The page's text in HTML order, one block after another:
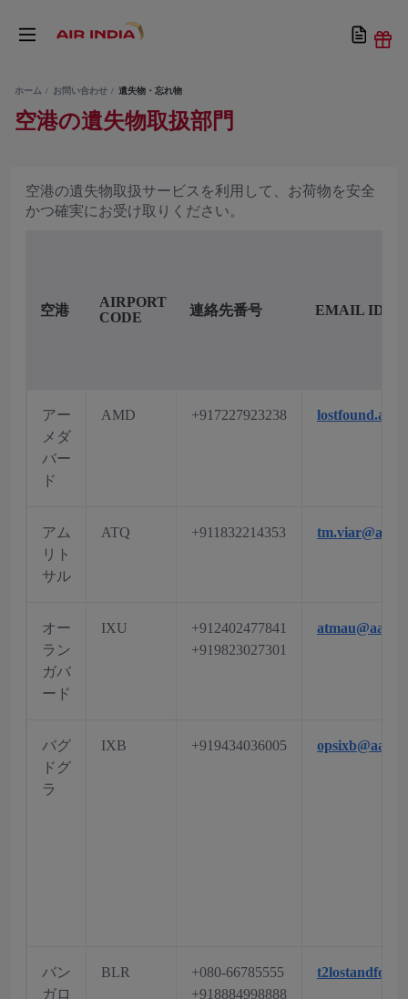
ホーム お問い合わせ 遺失物・忘れ物
空港の遺失物取扱部門
空港の遺失物取扱サービスを利用して、お荷物を安全
かつ確実にお受け取りください。
空港
AIRPORT
CODE
連絡先番号 EMAIL ID
アー
メダ
バー
ド
AMD +917227923238
アム
リト
サル
ATQ +911832214353
オー
ラン
ガバ
ード
IXU
+912402477841
+919823027301
バグ
ドグ
ラ
IXB +919434036005
バン
ガロ
BLR
+080-66785555
+918884998888